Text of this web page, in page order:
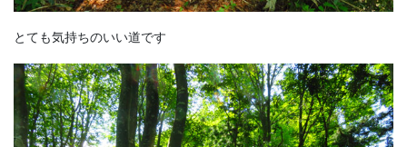
とても気持ちのいい道です